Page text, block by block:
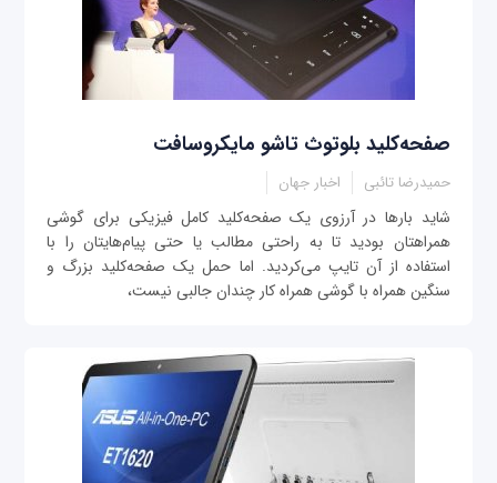
صفحه‌کلید بلوتوث تاشو مایکروسافت
حمیدرضا تائبی اخبار جهان
شاید بارها در آرزوی یک صفحه‌کلید کامل فیزیکی برای گوشی
همراهتان بودید تا به راحتی مطالب یا حتی پیام‌هایتان را با
استفاده از آن تایپ می‌کردید. اما حمل یک صفحه‌کلید بزرگ و
سنگین همراه با گوشی‌ همراه کار چندان جالبی نیست،